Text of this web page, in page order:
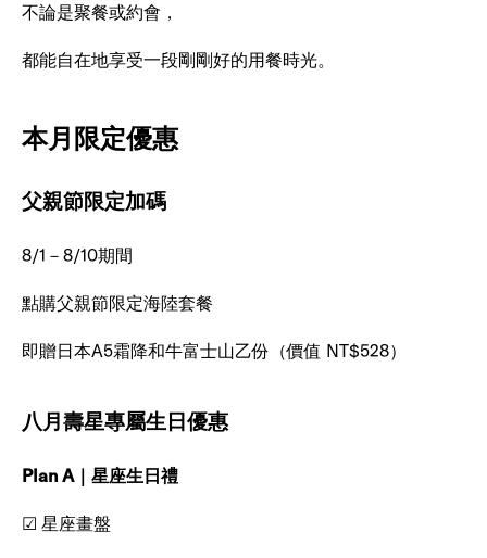
不論是聚餐或約會，
都能自在地享受一段剛剛好的用餐時光。
本月限定優惠
父親節限定加碼
8/1－8/10期間
點購父親節限定海陸套餐
即贈日本A5霜降和牛富士山乙份（價值 NT$528）
八月壽星專屬生日優惠
Plan A｜星座生日禮
☑ 星座畫盤